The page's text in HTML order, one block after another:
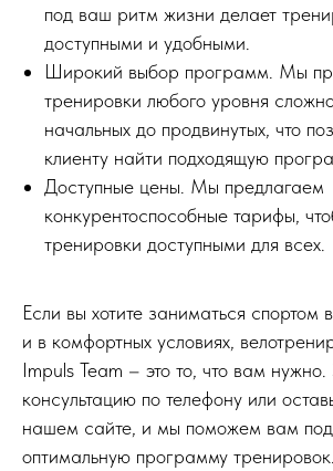
под ваш ритм жизни делает
доступными и удобными.
Широкий выбор программ. Мы
тренировки любого уровня
начальных до продвинутых, что
клиенту найти подходящую
Доступные цены. Мы предлагаем
конкурентоспособные тарифы,
тренировки доступными для всех.
Если вы хотите заниматься спортом
и в комфортных условиях,
Impuls Team – это то, что вам
консультацию по телефону или
нашем сайте, и мы поможем вам
оптимальную программу